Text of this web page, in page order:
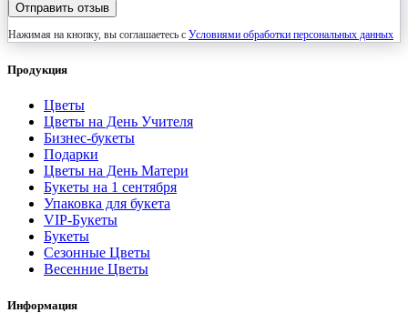
Отправить отзыв
Нажимая на кнопку, вы соглашаетесь с Условиями обработки персональных данных
Продукция
Цветы
Цветы на День Учителя
Бизнес-букеты
Подарки
Цветы на День Матери
Букеты на 1 сентября
Упаковка для букета
VIP-Букеты
Букеты
Сезонные Цветы
Весенние Цветы
Информация